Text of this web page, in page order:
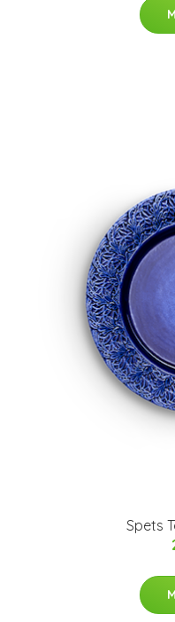
Spets